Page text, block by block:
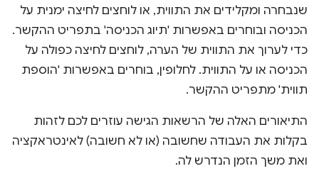
שנבחרה ומקלידים את התווית, או לוחצים לחיצה ימנית על
הכניסה ובוחרים באפשרות 'תיוג הכניסה' בתפריט ההקשר.
כדי לערוך את התווית של הערה, לוחצים לחיצה כפולה על
הכניסה או על התווית. לחלופין, בוחרים באפשרות 'הוספת
תווית' מתפריט ההקשר.
התיאורים האלה של הרשאות הגישה עוזרים לכם לזהות
בקלות את העבודה שחשובה (או לא חשובה) לאינטראקציה
ואת משך הזמן הנדרש לה.